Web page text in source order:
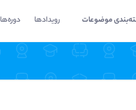
موضوعات رویدادها دوره‌ها